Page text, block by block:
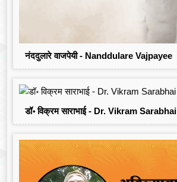
नंददुलारे वाजपेयी - Nanddulare Vajpayee
डॉ॰ विक्रम साराभाई - Dr. Vikram Sarabhai